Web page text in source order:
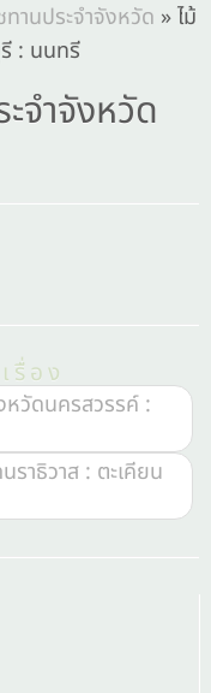
านประจำจังหวัด »ไม้
: นนทรี
จำจังหวัด
รื่อง
หวัดนครสวรรค์ :
ราธิวาส : ตะเคียน